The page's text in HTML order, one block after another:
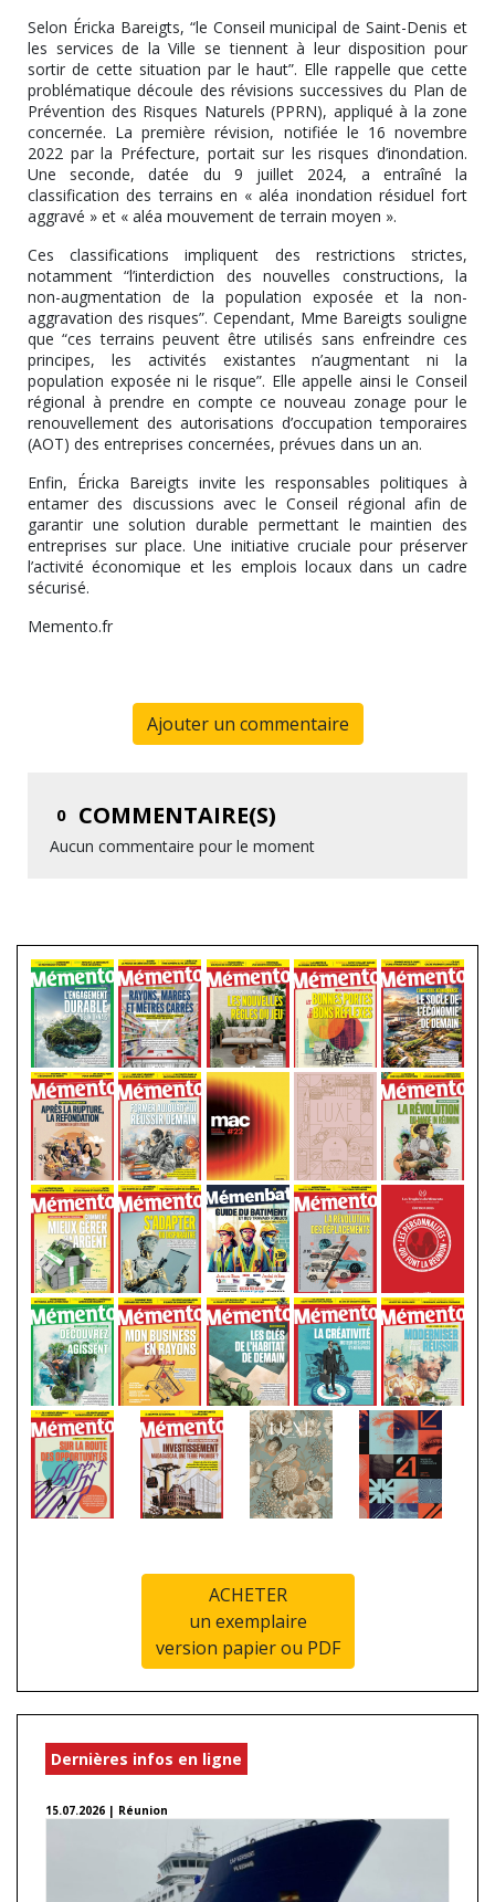
Selon Éricka Bareigts, “le Conseil municipal de Saint-Denis et
les services de la Ville se tiennent à leur disposition pour
sortir de cette situation par le haut”. Elle rappelle que cette
problématique découle des révisions successives du Plan de
Prévention des Risques Naturels (PPRN), appliqué à la zone
concernée. La première révision, notifiée le 16 novembre
2022 par la Préfecture, portait sur les risques d’inondation.
Une seconde, datée du 9 juillet 2024, a entraîné la
classification des terrains en « aléa inondation résiduel fort
aggravé » et « aléa mouvement de terrain moyen ».
Ces classifications impliquent des restrictions strictes,
notamment “l’interdiction des nouvelles constructions, la
non-augmentation de la population exposée et la non-
aggravation des risques”. Cependant, Mme Bareigts souligne
que “ces terrains peuvent être utilisés sans enfreindre ces
principes, les activités existantes n’augmentant ni la
population exposée ni le risque”. Elle appelle ainsi le Conseil
régional à prendre en compte ce nouveau zonage pour le
renouvellement des autorisations d’occupation temporaires
(AOT) des entreprises concernées, prévues dans un an.
Enfin, Éricka Bareigts invite les responsables politiques à
entamer des discussions avec le Conseil régional afin de
garantir une solution durable permettant le maintien des
entreprises sur place. Une initiative cruciale pour préserver
l’activité économique et les emplois locaux dans un cadre
sécurisé.
Memento.fr
Ajouter un commentaire
0 COMMENTAIRE(S)
Aucun commentaire pour le moment
ACHETER
un exemplaire
version papier ou PDF
Dernières infos en ligne
15.07.2026 | Réunion